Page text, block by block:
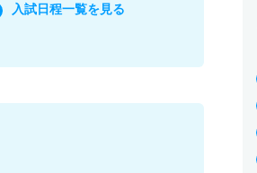
入試日程一覧を見る